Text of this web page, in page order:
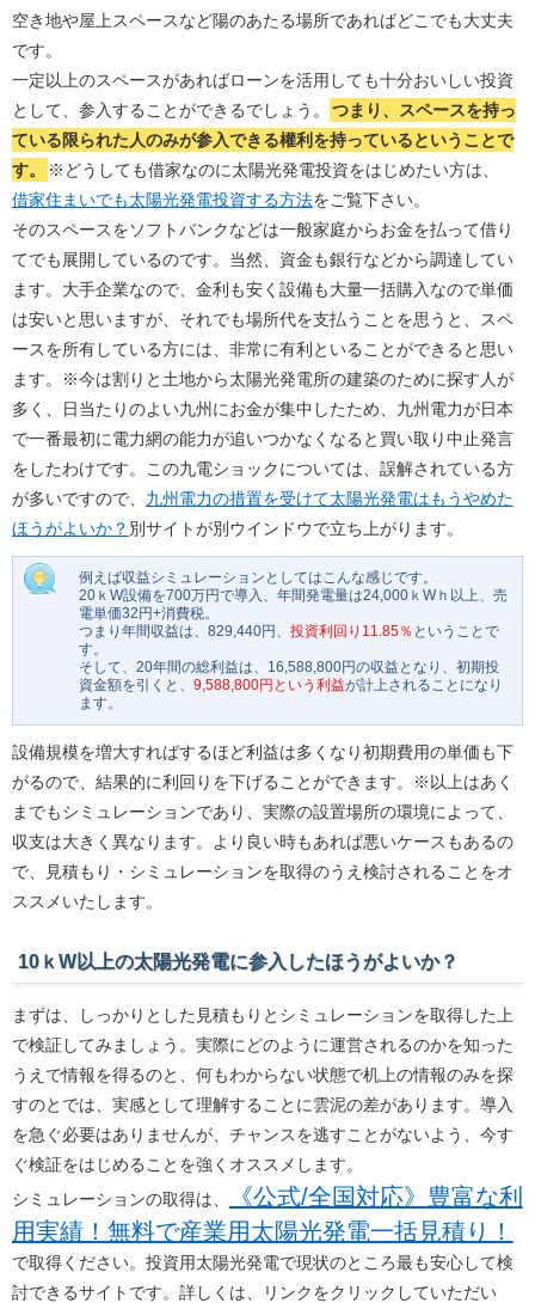
空き地や屋上スペースなど陽のあたる場所であればどこでも大丈夫
です。
一定以上のスペースがあればローンを活用しても十分おいしい投資
として、参入することができるでしょう。
つまり、スペースを持っ
ている限られた人のみが参入できる權利を持っているということで
す。
※どうしても借家なのに太陽光発電投資をはじめたい方は、
借家住まいでも太陽光発電投資する方法をご覧下さい。
そのスペースをソフトバンクなどは一般家庭からお金を払って借り
てでも展開しているのです。当然、資金も銀行などから調達してい
ます。大手企業なので、金利も安く設備も大量一括購入なので単価
は安いと思いますが、それでも場所代を支払うことを思うと、スペ
ースを所有している方には、非常に有利といることができると思い
ます。※今は割りと土地から太陽光発電所の建築のために探す人が
多く、日当たりのよい九州にお金が集中したため、九州電力が日本
で一番最初に電力網の能力が追いつかなくなると買い取り中止発言
をしたわけです。この九電ショックについては、誤解されている方
が多いですので、 九州電力の措置を受けて太陽光発電はもうやめた
ほうがよいか？ 別サイトが別ウインドウで立ち上がります。
例えば収益シミュレーションとしてはこんな感じです。
20ｋW設備を700万円で導入、年間発電量は24,000ｋWｈ以上、売
電単価32円+消費税。
つまり年間収益は、829,440円、 投資利回り11.85％ ということで
す。
そして、20年間の総利益は、16,588,800円の収益となり、初期投
資金額を引くと、 9,588,800円という利益が計上されることになり
ます。
設備規模を増大すればするほど利益は多くなり初期費用の単価も下
がるので、結果的に利回りを下げることができます。※以上はあく
までもシミュレーションであり、実際の設置場所の環境によって、
収支は大きく異なります。より良い時もあれば悪いケースもあるの
で、見積もり・シミュレーションを取得のうえ検討されることをオ
ススメいたします。
10ｋW以上の太陽光発電に参入したほうがよいか？
まずは、しっかりとした見積もりとシミュレーションを取得した上
で検証してみましょう。実際にどのように運営されるのかを知った
うえで情報を得るのと、何もわからない状態で机上の情報のみを探
すのとでは、実感として理解することに雲泥の差があります。導入
を急ぐ必要はありませんが、チャンスを逃すことがないよう、今す
ぐ検証をはじめることを強くオススメします。
シミュレーションの取得は、
《公式/全国対応》豊富な利
用実績！無料で産業用太陽光発電一括見積り！
で取得ください。投資用太陽光発電で現状のところ最も安心して検
討できるサイトです。詳しくは、リンクをクリックしていただい